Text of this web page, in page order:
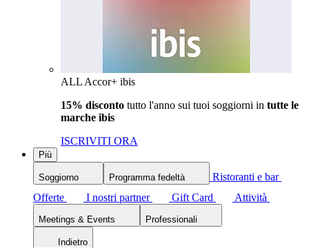
ALL Accor+ ibis
15% disconto tutto l'anno sui tuoi soggiorni in tutte le
marche ibis
ISCRIVITI ORA
Più
Soggiorno Programma fedeltà
Ristoranti e bar
Offerte
I nostri partner Gift Card Attività
Meetings & Events Professionali
Indietro